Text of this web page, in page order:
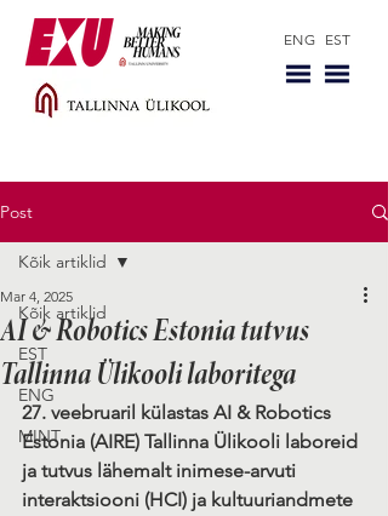
ENG EST
Post
Kõik artiklid
EST
ENG
MINT
Kõik artiklid
AI & Robotics Estonia tutvus
Tallinna Ülikooli laboritega
Mar 4, 2025
27. veebruaril külastas AI & Robotics
Estonia (AIRE) Tallinna Ülikooli laboreid
ja tutvus lähemalt inimese-arvuti
interaktsiooni (HCI) ja kultuuriandmete